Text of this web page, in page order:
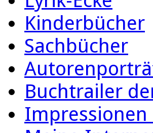
Kinderbücher
Sachbücher
Buchtrailer
Impressionen